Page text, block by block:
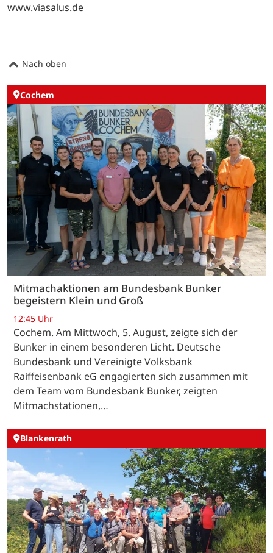
www.viasalus.de
Nach oben
Cochem
Mitmachaktionen am Bundesbank Bunker
begeistern Klein und Groß
12:45 Uhr
Cochem. Am Mittwoch, 5. August, zeigte sich der
Bunker in einem besonderen Licht. Deutsche
Bundesbank und Vereinigte Volksbank
Raiffeisenbank eG engagierten sich zusammen mit
dem Team vom Bundesbank Bunker, zeigten
Mitmachstationen,…
Blankenrath